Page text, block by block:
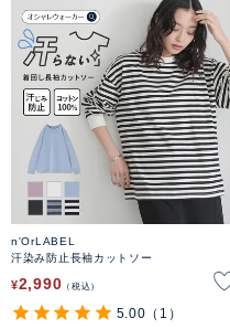
n'OrLABEL
汗染み防止長袖カットソー
¥2,990 税込
5.00 （1）